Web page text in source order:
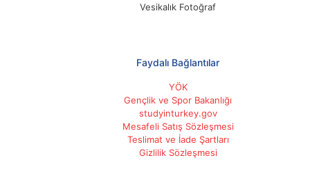
Vesikalık Fotoğraf
Faydalı Bağlantılar
YÖK
Gençlik ve Spor Bakanlığı
studyinturkey.gov
Mesafeli Satış Sözleşmesi
Teslimat ve İade Şartları
Gizlilik Sözleşmesi